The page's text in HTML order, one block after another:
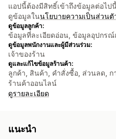
แอปนี้ต้องมีสิทธิ์เข้าถึงข้อมูลต่อไ
ดูข้อมูลในนโยบายความเป็นส่วนตั
ดูข้อมูลลูกค้า:
ข้อมูลที่ละเอียดอ่อน, ข้อมูลอุปกรณ์
ดูข้อมูลพนักงานและผู้มีส่วนร่วม:
เจ้าของร้าน
ดูและแก้ไขข้อมูลร้านค้า:
ลูกค้า, สินค้า, คำสั่งซื้อ, ส่วนลด, ก
ร้านค้าออนไลน์
ดูรายละเอียด
แนะนำ